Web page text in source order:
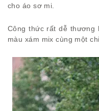
cho áo sơ mi.
Công thức rất dễ thương
màu xám mix cùng một